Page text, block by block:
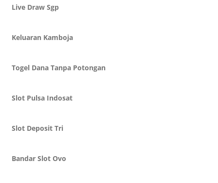
Live Draw Sgp
Keluaran Kamboja
Togel Dana Tanpa Potongan
Slot Pulsa Indosat
Slot Deposit Tri
Bandar Slot Ovo